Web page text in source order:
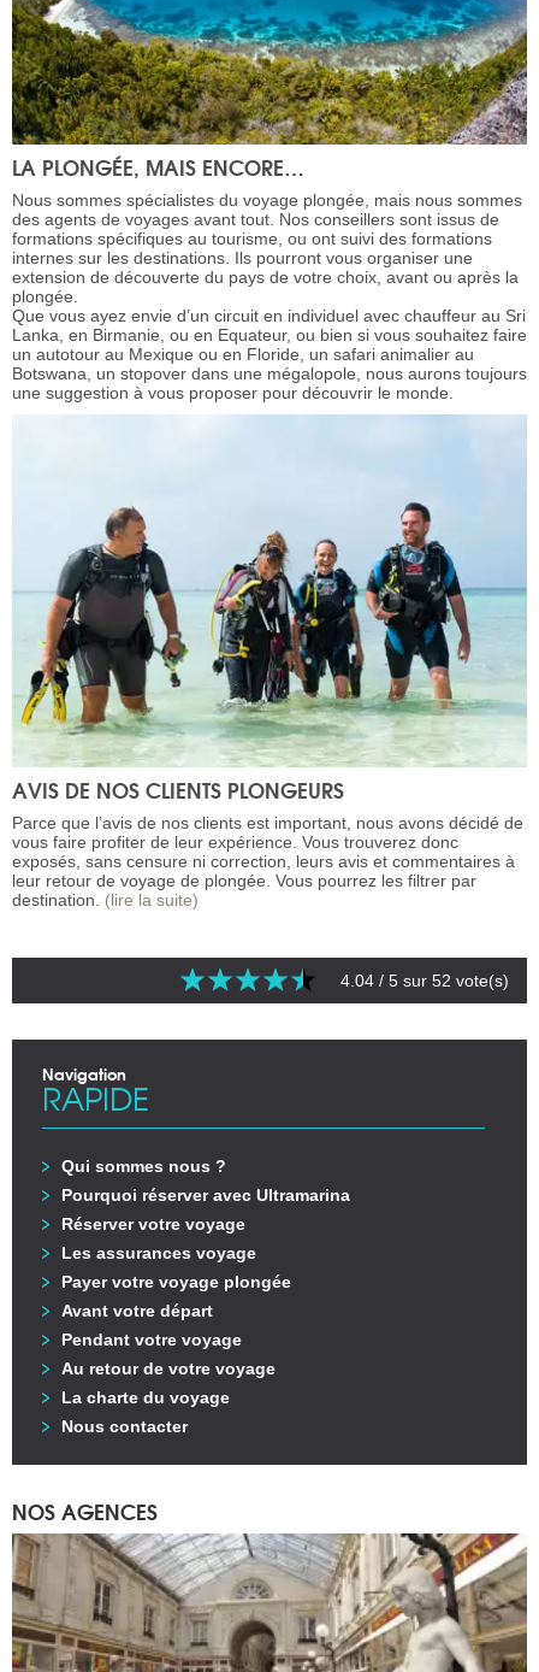
LA PLONGÉE, MAIS ENCORE…
Nous sommes spécialistes du voyage plongée, mais nous sommes
des agents de voyages avant tout. Nos conseillers sont issus de
formations spécifiques au tourisme, ou ont suivi des formations
internes sur les destinations. Ils pourront vous organiser une
extension de découverte du pays de votre choix, avant ou après la
plongée.
Que vous ayez envie d’un circuit en individuel avec chauffeur au Sri
Lanka, en Birmanie, ou en Equateur, ou bien si vous souhaitez faire
un autotour au Mexique ou en Floride, un safari animalier au
Botswana, un stopover dans une mégalopole, nous aurons toujours
une suggestion à vous proposer pour découvrir le monde.
AVIS DE NOS CLIENTS PLONGEURS
Parce que l’avis de nos clients est important, nous avons décidé de
vous faire profiter de leur expérience. Vous trouverez donc
exposés, sans censure ni correction, leurs avis et commentaires à
leur retour de voyage de plongée. Vous pourrez les filtrer par
destination. (lire la suite)
4.04 / 5 sur 52 vote(s)
Navigation
RAPIDE
Qui sommes nous ?
Pourquoi réserver avec Ultramarina
Réserver votre voyage
Les assurances voyage
Payer votre voyage plongée
Avant votre départ
Pendant votre voyage
Au retour de votre voyage
La charte du voyage
Nous contacter
NOS AGENCES